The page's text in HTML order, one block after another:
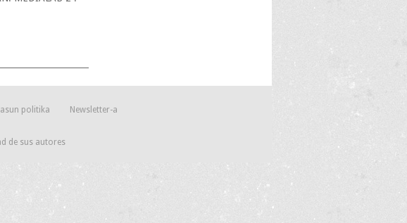
politika
Newsletter-a
de sus autores